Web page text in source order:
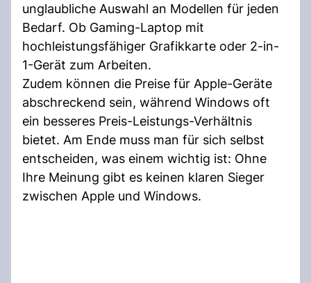
unglaubliche Auswahl an Modellen für jeden
Bedarf. Ob Gaming-Laptop mit
hochleistungsfähiger Grafikkarte oder 2-in-
1-Gerät zum Arbeiten.
Zudem können die Preise für Apple-Geräte
abschreckend sein, während Windows oft
ein besseres Preis-Leistungs-Verhältnis
bietet. Am Ende muss man für sich selbst
entscheiden, was einem wichtig ist: Ohne
Ihre Meinung gibt es keinen klaren Sieger
zwischen Apple und Windows.